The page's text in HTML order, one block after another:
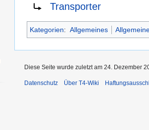
Navigation
springen
Suche
springen
Transporter
Kategorien: Allgemeines
Diese Seite wurde zuletzt am 24. Dezember
Datenschutz Über T4-Wiki